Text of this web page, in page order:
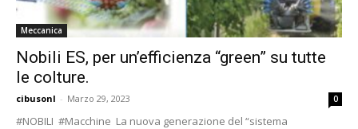
Meccanica
Nobili ES, per un’efficienza “green” su tutte
le colture.
cibusonl - Marzo 29, 2023 0
#NOBILI #Macchine La nuova generazione del “sistema